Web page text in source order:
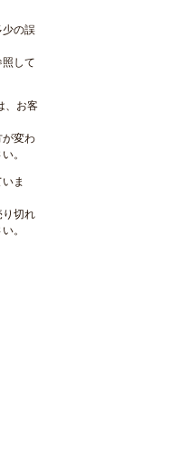
少の誤
して
、お客
変わ
。
ま
切れ
。